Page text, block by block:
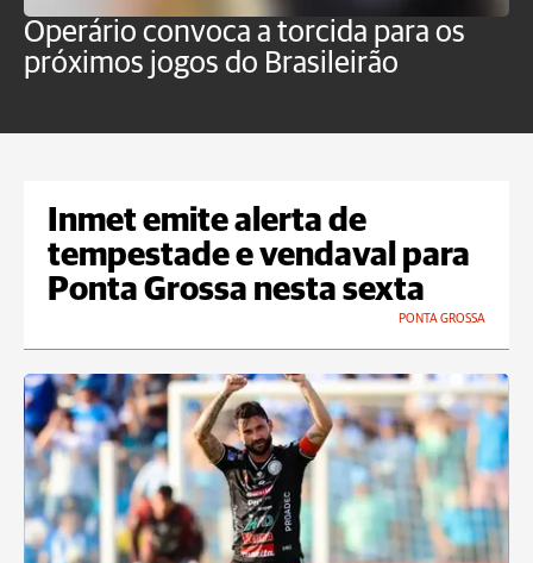
Operário convoca a torcida para os
próximos jogos do Brasileirão
Inmet emite alerta de
tempestade e vendaval para
Ponta Grossa nesta sexta
PONTA GROSSA